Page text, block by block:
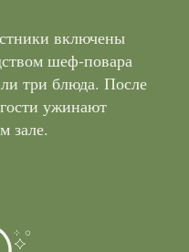
включены
шеф-повара
три блюда. После
ужинают
зале.